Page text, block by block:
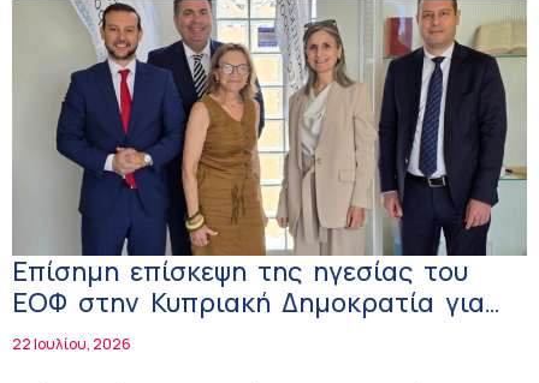
Επίσημη επίσκεψη της ηγεσίας του
ΕΟΦ στην Κυπριακή Δημοκρατία για
ενίσχυση της συνεργασίας στο τομέα
22 Ιουλίου, 2026